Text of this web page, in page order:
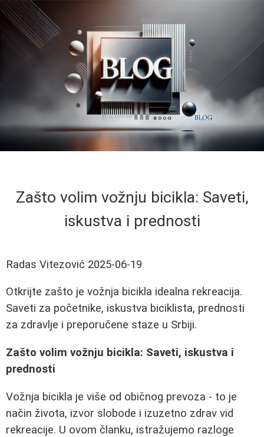
Zašto volim vožnju bicikla: Saveti,
iskustva i prednosti
Radas Vitezović 2025-06-19
Otkrijte zašto je vožnja bicikla idealna rekreacija.
Saveti za početnike, iskustva biciklista, prednosti
za zdravlje i preporučene staze u Srbiji.
Zašto volim vožnju bicikla: Saveti, iskustva i
prednosti
Vožnja bicikla je više od običnog prevoza - to je
način života, izvor slobode i izuzetno zdrav vid
rekreacije. U ovom članku, istražujemo razloge